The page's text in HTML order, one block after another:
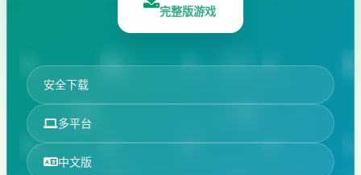
完整版游戏
安全下载
多平台
中文版